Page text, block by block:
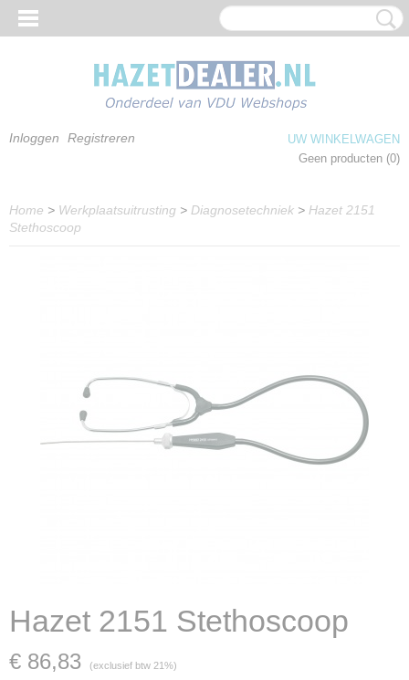
Inloggen Registreren
UW WINKELWAGEN
Geen producten (0)
Home > Werkplaatsuitrusting > Diagnosetechniek > Hazet 2151
Stethoscoop
Hazet 2151 Stethoscoop
€ 86,83 (exclusief btw 21%)